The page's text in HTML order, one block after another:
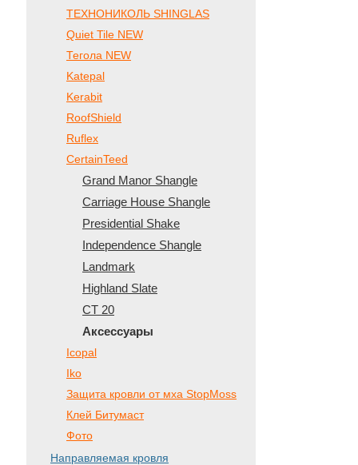
ТЕХНОНИКОЛЬ SHINGLAS
Quiet Tile NEW
Тегола NEW
Katepal
Kerabit
RoofShield
Ruflex
CertainTeed
Grand Manor Shangle
Carriage House Shangle
Presidential Shake
Independence Shangle
Landmark
Highland Slate
CT 20
Аксессуары
Icopal
Iko
Защита кровли от мха StopMoss
Клей Битумаст
Фото
Направляемая кровля